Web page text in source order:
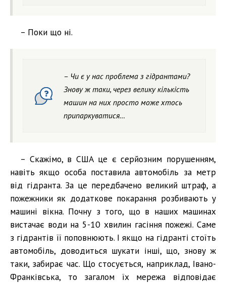
– Поки що ні.
– Чи є у нас проблема з гідрантами?
Знову ж таки, через велику кількість
машин на них просто може хтось
припаркуватися…
– Скажімо, в США це є серйозним порушенням,
навіть якщо особа поставила автомобіль за метр
від гідранта. За це передбачено великий штраф, а
пожежники як додаткове покарання розбивають у
машині вікна. Почну з того, що в наших машинах
вистачає води на 5-10 хвилин гасіння пожежі. Саме
з гідрантів її поповнюють. І якщо на гідранті стоїть
автомобіль, доводиться шукати інші, що, знову ж
таки, забирає час. Що стосується, наприклад, Івано-
Франківська, то загалом їх мережа відповідає